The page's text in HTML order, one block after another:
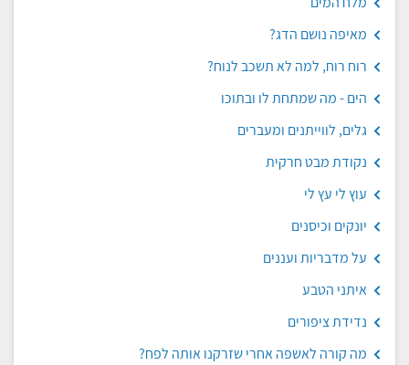
מאיפה נושם הדג?
רוח רוח, למה לא תשכב לנוח?
הים - מה שמתחת לו ובתוכו
גלים, לווייתנים ומעברים
נקודת מבט חרקית
עוץ לי עץ לי
יונקים וכיסנים
על מדבריות ועננים
איתני הטבע
נדידת ציפורים
מה קורה לאשפה אחרי שזרקנו אותה לפח?